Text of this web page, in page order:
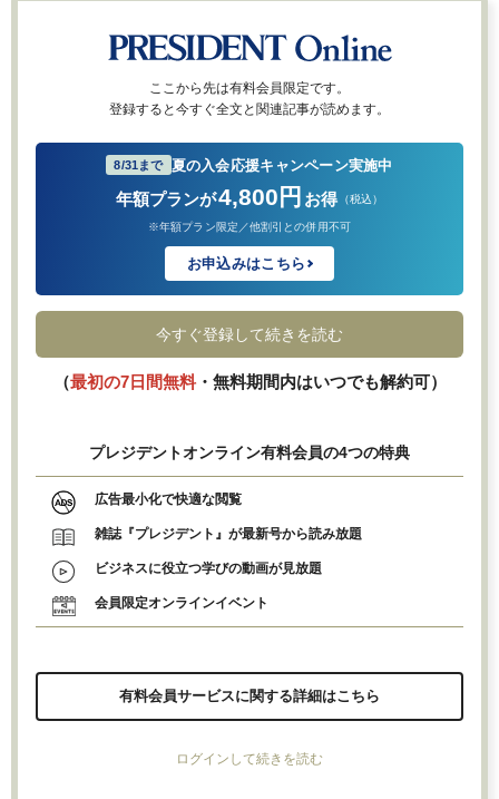
ここから先は有料会員限定です。
登録すると今すぐ全文と関連記事が読めます。
8/31まで 夏の入会応援キャンペーン実施中
年額プランが4,800円 お得 （税込）
※年額プラン限定／他割引との併用不可
お申込みはこちら
今すぐ登録して続きを読む
（最初の7日間無料・無料期間内はいつでも解約可）
プレジデントオンライン有料会員の4つの特典
広告最小化で快適な閲覧
雑誌『プレジデント』が最新号から読み放題
ビジネスに役立つ学びの動画が見放題
会員限定オンラインイベント
有料会員サービスに関する詳細はこちら
ログインして続きを読む